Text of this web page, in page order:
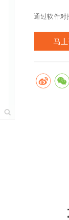
通过软件对
▲高精度、
怕！40 段
马